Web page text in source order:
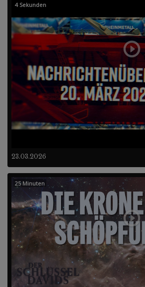
23.03.2026
4 Sekunden
25 Minuten